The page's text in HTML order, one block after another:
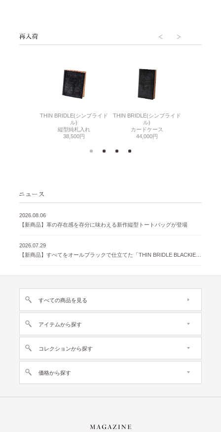
THIN BRIDLE(シンブライド
ル)
縦型純札入れ
38,500円
THIN BRIDLE(シンブライド
ル)
カードケース
44,000円
2026.08.06
【新商品】革の存在感を存分に味わえる新作縦型トートバッグが登場
2026.07.29
すべての商品を見る
アイテムから探す
コレクションから探す
価格から探す